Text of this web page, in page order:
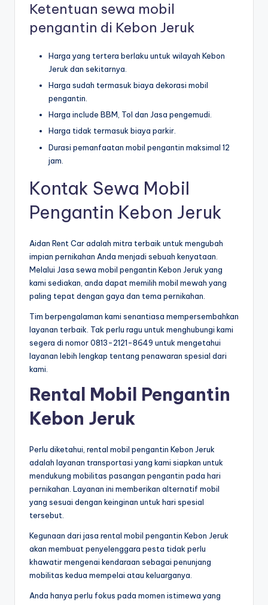
Ketentuan sewa mobil
pengantin di Kebon Jeruk
Harga yang tertera berlaku untuk wilayah Kebon
Jeruk dan sekitarnya.
Harga sudah termasuk biaya dekorasi mobil
pengantin.
Harga include BBM, Tol dan Jasa pengemudi.
Harga tidak termasuk biaya parkir.
Durasi pemanfaatan mobil pengantin maksimal 12
jam.
Kontak Sewa Mobil
Pengantin Kebon Jeruk
Aidan Rent Car adalah mitra terbaik untuk mengubah
impian pernikahan Anda menjadi sebuah kenyataan.
Melalui Jasa sewa mobil pengantin Kebon Jeruk yang
kami sediakan, anda dapat memilih mobil mewah yang
paling tepat dengan gaya dan tema pernikahan.
Tim berpengalaman kami senantiasa mempersembahkan
layanan terbaik. Tak perlu ragu untuk menghubungi kami
segera di nomor 0813-2121-8649 untuk mengetahui
layanan lebih lengkap tentang penawaran spesial dari
kami.
Rental Mobil Pengantin
Kebon Jeruk
Perlu diketahui, rental mobil pengantin Kebon Jeruk
adalah layanan transportasi yang kami siapkan untuk
mendukung mobilitas pasangan pengantin pada hari
pernikahan. Layanan ini memberikan alternatif mobil
yang sesuai dengan keinginan untuk hari spesial
tersebut.
Kegunaan dari jasa rental mobil pengantin Kebon Jeruk
akan membuat penyelenggara pesta tidak perlu
khawatir mengenai kendaraan sebagai penunjang
mobilitas kedua mempelai atau keluarganya.
Anda hanya perlu fokus pada momen istimewa yang